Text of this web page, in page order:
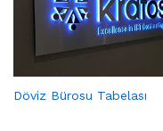
Döviz Bürosu Tabelası